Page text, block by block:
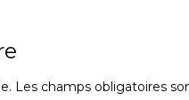
Les champs obligatoires